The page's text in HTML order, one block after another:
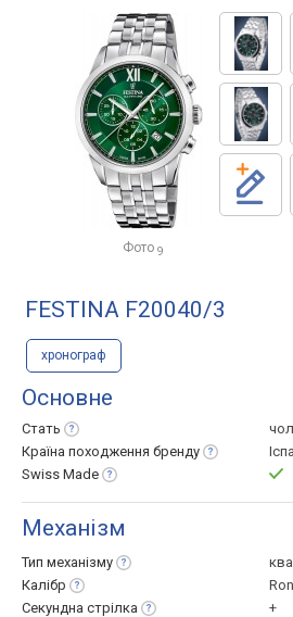
Фото 9
FESTINA F20040/3
хронограф
Основне
Стать
Країна походження бренду
Swiss Made
Механізм
Тип механізму
Калібр
Секундна стрілка
+